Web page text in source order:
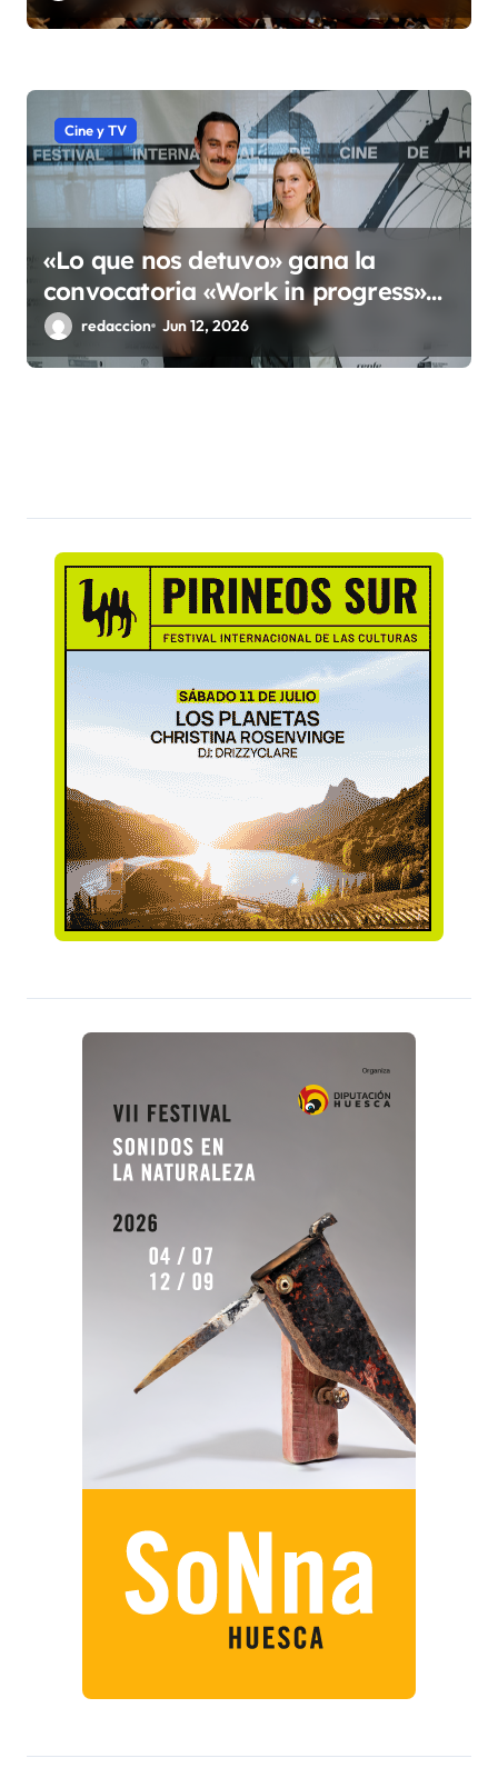
Cine y TV
«Lo que nos detuvo» gana la
convocatoria «Work in progress»
del 54º Festival Internacional de
Cine de Huesca
redaccion Jun 12, 2026